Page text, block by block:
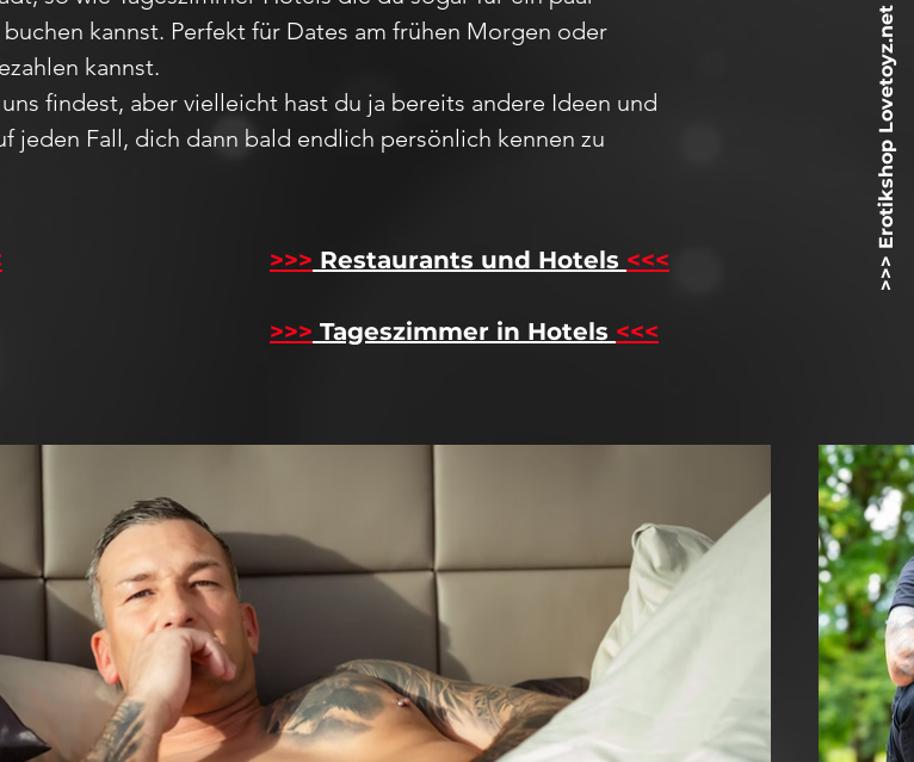
>>> Erotikshop Lovetoyz.net <<<
kannst. Perfekt für Dates am frühen Morgen oder
kannst.
findest, aber vielleicht hast du ja bereits andere Ideen und
jeden Fall, dich dann bald endlich persönlich kennen zu
>>> Restaurants und Hotels <<<
>>> Tageszimmer in Hotels <<<